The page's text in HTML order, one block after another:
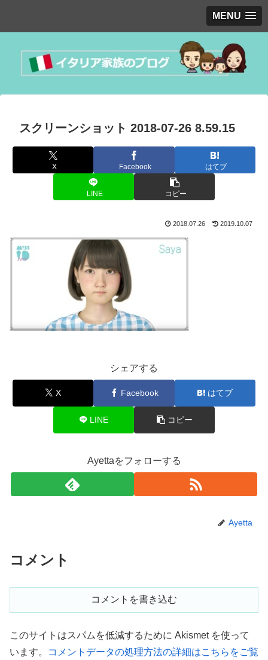
MENU
スクリーンショット 2018-07-26 8.59.15
X Facebook はてブ
LINE コピー
2018.07.26 2019.10.07
シェアする
X Facebook はてブ
LINE コピー
Ayettaをフォローする
Ayetta
コメント
コメントを書き込む
このサイトはスパムを低減するために Akismet を使って
います。
コメントデータの処理方法の詳細はこちらをご覧